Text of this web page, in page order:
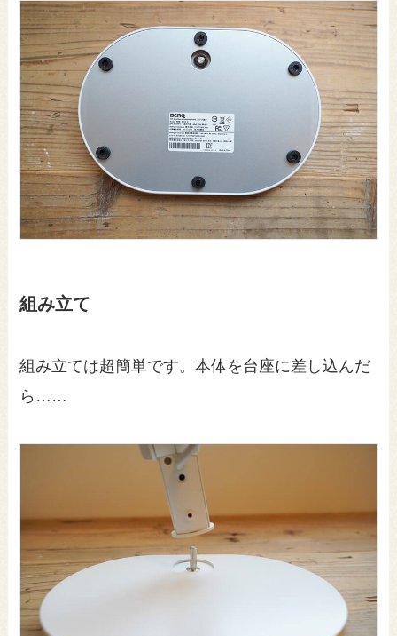
組み立て
組み立ては超簡単です。本体を台座に差し込んだ
ら……